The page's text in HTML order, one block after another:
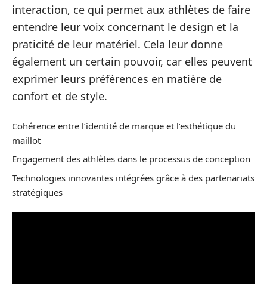
interaction, ce qui permet aux athlètes de faire
entendre leur voix concernant le design et la
praticité de leur matériel. Cela leur donne
également un certain pouvoir, car elles peuvent
exprimer leurs préférences en matière de
confort et de style.
Cohérence entre l’identité de marque et l’esthétique du
maillot
Engagement des athlètes dans le processus de conception
Technologies innovantes intégrées grâce à des partenariats
stratégiques